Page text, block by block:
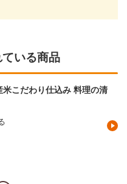
いる商品
米こだわり仕込み 料理の清